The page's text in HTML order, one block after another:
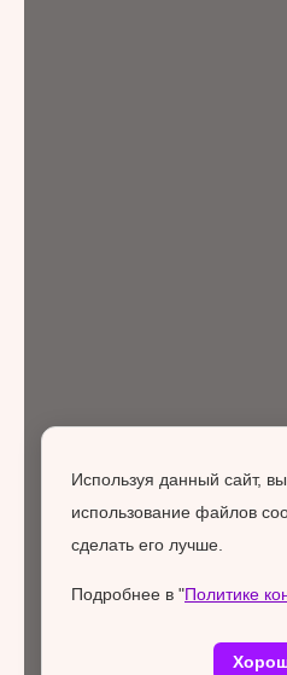
Используя данный сайт,
использование файлов
сделать его лучше.
Подробнее в "Политике